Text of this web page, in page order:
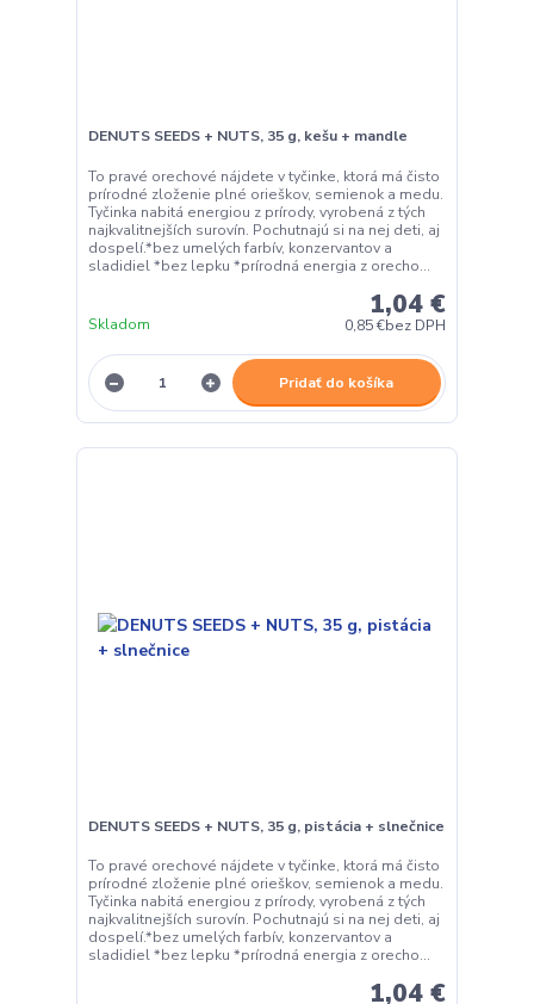
DENUTS SEEDS + NUTS, 35 g, kešu + mandle
To pravé orechové nájdete v tyčinke, ktorá má čisto
prírodné zloženie plné orieškov, semienok a medu.
Tyčinka nabitá energiou z prírody, vyrobená z tých
najkvalitnejších surovín. Pochutnajú si na nej deti, aj
dospelí.*bez umelých farbív, konzervantov a
sladidiel *bez lepku *prírodná energia z orecho...
1,04 €
0,85 €bez DPH
Skladom
Pridať do košíka
DENUTS SEEDS + NUTS, 35 g, pistácia + slnečnice
To pravé orechové nájdete v tyčinke, ktorá má čisto
prírodné zloženie plné orieškov, semienok a medu.
Tyčinka nabitá energiou z prírody, vyrobená z tých
najkvalitnejších surovín. Pochutnajú si na nej deti, aj
dospelí.*bez umelých farbív, konzervantov a
sladidiel *bez lepku *prírodná energia z orecho...
1,04 €